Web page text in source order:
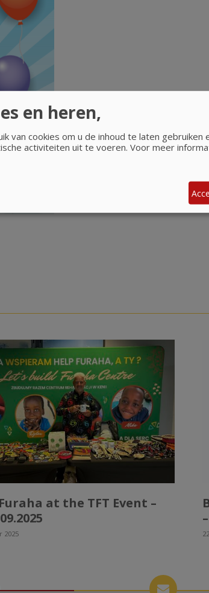
at the TFT Event –
2025
en heren,
van cookies om u de inhoud te laten gebruiken
activiteiten uit te voeren. Voor meer